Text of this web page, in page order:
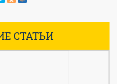
СТАТЬИ